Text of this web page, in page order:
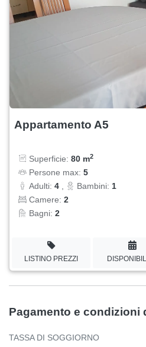
Appartamento A5
Superficie: 80 m2
Persone max: 5
Adulti: 4 Bambini: 1
Camere: 2
Bagni: 2
LISTINO PREZZI
Pagamento e condizioni
TASSA DI SOGGIORNO